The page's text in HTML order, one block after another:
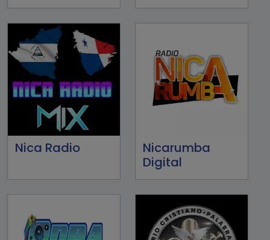
Nica Radio
Nicarumba
Digital